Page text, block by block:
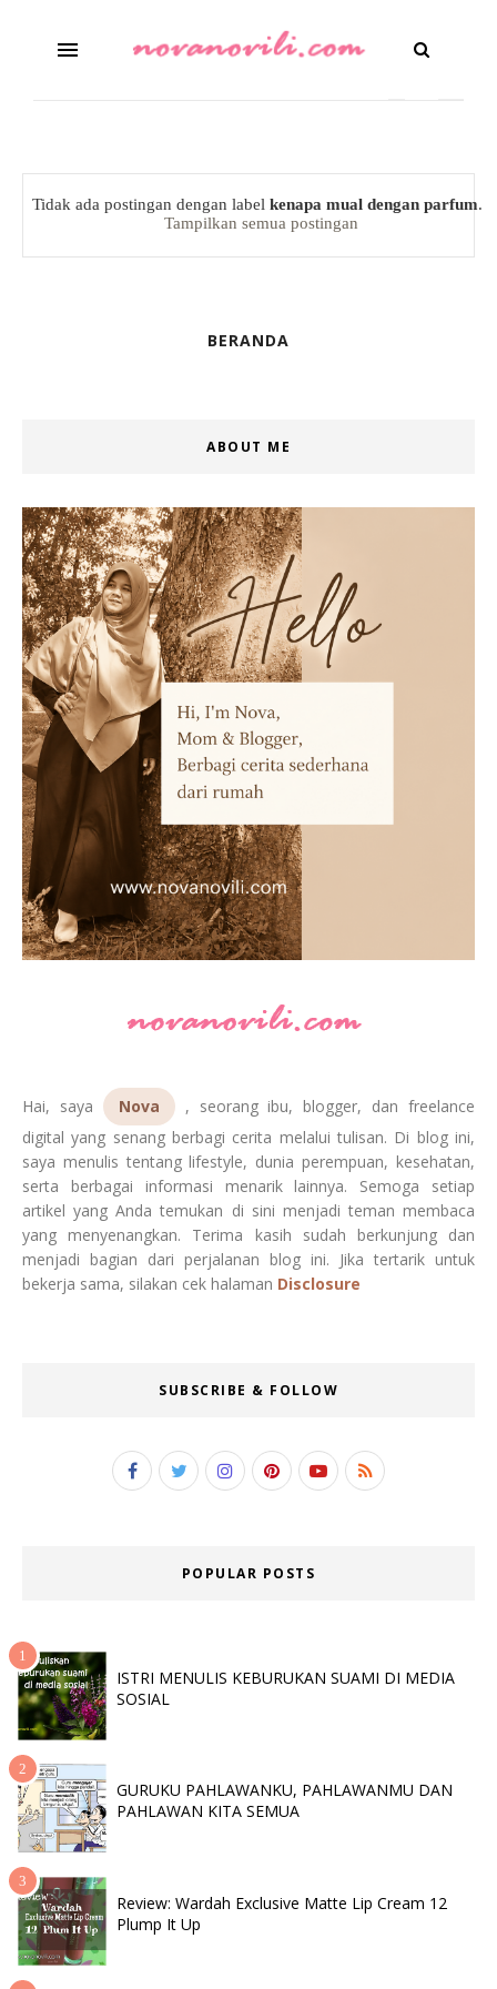
Tidak ada postingan dengan labelkenapa mual dengan parfum.
Tampilkan semua postingan
BERANDA
ABOUT ME
Hai, saya Nova
, seorang ibu, blogger, dan freelance
digital yang senang berbagi cerita melalui tulisan. Di blog ini,
saya menulis tentang lifestyle, dunia perempuan, kesehatan,
serta berbagai informasi menarik lainnya. Semoga setiap
artikel yang Anda temukan di sini menjadi teman membaca
yang menyenangkan. Terima kasih sudah berkunjung dan
menjadi bagian dari perjalanan blog ini. Jika tertarik untuk
bekerja sama, silakan cek halaman Disclosure
SUBSCRIBE & FOLLOW
POPULAR POSTS
ISTRI MENULIS KEBURUKAN SUAMI DI MEDIA
SOSIAL
GURUKU PAHLAWANKU, PAHLAWANMU DAN
PAHLAWAN KITA SEMUA
Review: Wardah Exclusive Matte Lip Cream 12
Plump It Up